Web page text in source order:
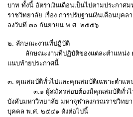
บาท ทั้งนี้ อัตราเงินเดือนเป็นไปตามประกา
ราชวิทยาลัย เรื่อง การปรับฐานเงินเดือนบุ
ลงวันที่ ๓๐ กันยายน พ.ศ. ๒๕๕๖
๒. ลักษณะงานที่ปฏิบัติ
ลักษณะงานที่ปฏิบัติของแต่ละตำแหน่ง ต
แนบท้ายประกาศนี้
๓. คุณสมบัติทั่วไปและคุณสมบัติเฉพาะตำแห
๓.๑ ผู้สมัครสอบต้องมีคุณสมบัติทั่วไปต
บังคับมหาวิทยาลัย มหาจุฬาลงกรณราชวิทยา
บุคคล พ.ศ. ๒๕๔๑ ดังต่อไปนี้